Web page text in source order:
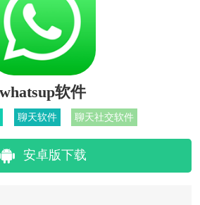
美化 时尚购物
whatsup软件
聊天软件 聊天社交软件
安卓版下载